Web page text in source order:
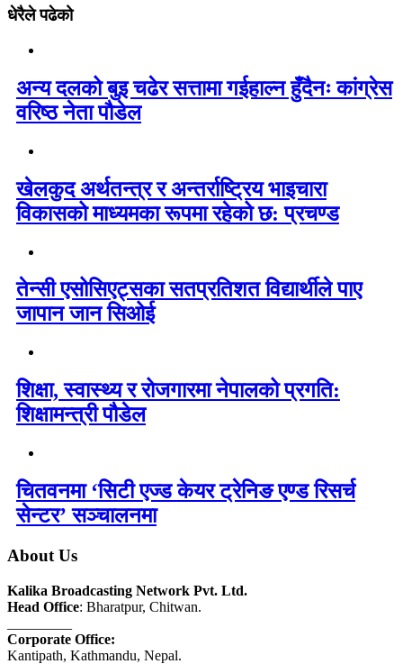
धेरैले पढेको
अन्य दलको बुइ चढेर सत्तामा गईहाल्न हुँदैनः कांग्रेस
वरिष्ठ नेता पौडेल
खेलकुद अर्थतन्त्र र अन्तर्राष्ट्रिय भाइचारा
विकासको माध्यमका रूपमा रहेको छ: प्रचण्ड
तेन्सी एसोसिएट्सका सतप्रतिशत विद्यार्थीले पाए
जापान जान सिओई
शिक्षा, स्वास्थ्य र रोजगारमा नेपालको प्रगति:
शिक्षामन्त्री पौडेल
चितवनमा ‘सिटी एज्ड केयर ट्रेनिङ एण्ड रिसर्च
सेन्टर’ सञ्चालनमा
About Us
Kalika Broadcasting Network Pvt. Ltd.
Head Office: Bharatpur, Chitwan.
Corporate Office:
Kantipath, Kathmandu, Nepal.